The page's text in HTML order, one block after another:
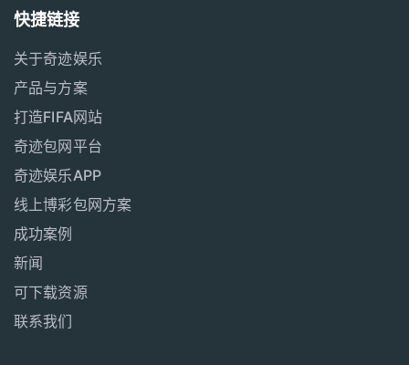
快捷链接
关于奇迹娱乐
产品与方案
打造FIFA网站
奇迹包网平台
奇迹娱乐APP
线上博彩包网方案
成功案例
新闻
可下载资源
联系我们